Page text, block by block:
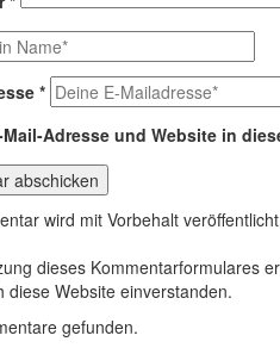
*
Mail-Adresse und Website in
wird mit Vorbehalt
dieses Kommentarformulares
diese Website einverstanden.
gefunden.